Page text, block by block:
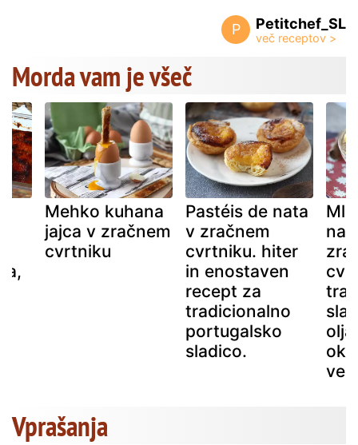
P Petitchef_SL
Morda vam je všeč
Mehko kuhana
jajca v zračnem
cvrtniku
Pastéis de nata
v zračnem
cvrtniku. hiter
in enostaven
recept za
tradicionalno
portugalsko
sladico.
na
Vprašanja